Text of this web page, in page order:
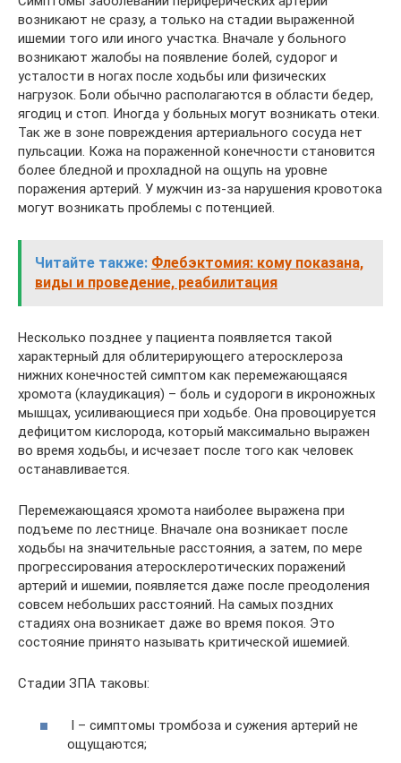
возникают не сразу, а только на стадии выраженной
ишемии того или иного участка. Вначале у больного
возникают жалобы на появление болей, судорог и
усталости в ногах после ходьбы или физических
нагрузок. Боли обычно располагаются в области бедер,
ягодиц и стоп. Иногда у больных могут возникать отеки.
Так же в зоне повреждения артериального сосуда нет
пульсации. Кожа на пораженной конечности становится
более бледной и прохладной на ощупь на уровне
поражения артерий. У мужчин из-за нарушения кровотока
могут возникать проблемы с потенцией.
Читайте также: Флебэктомия: кому показана,
виды и проведение, реабилитация
Несколько позднее у пациента появляется такой
характерный для облитерирующего атеросклероза
нижних конечностей симптом как перемежающаяся
хромота (клаудикация) – боль и судороги в икроножных
мышцах, усиливающиеся при ходьбе. Она провоцируется
дефицитом кислорода, который максимально выражен
во время ходьбы, и исчезает после того как человек
останавливается.
Перемежающаяся хромота наиболее выражена при
подъеме по лестнице. Вначале она возникает после
ходьбы на значительные расстояния, а затем, по мере
прогрессирования атеросклеротических поражений
артерий и ишемии, появляется даже после преодоления
совсем небольших расстояний. На самых поздних
стадиях она возникает даже во время покоя. Это
состояние принято называть критической ишемией.
Стадии ЗПА таковы:
I – симптомы тромбоза и сужения артерий не
ощущаются;